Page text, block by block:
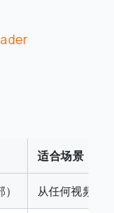
适合场景
从任何视频网